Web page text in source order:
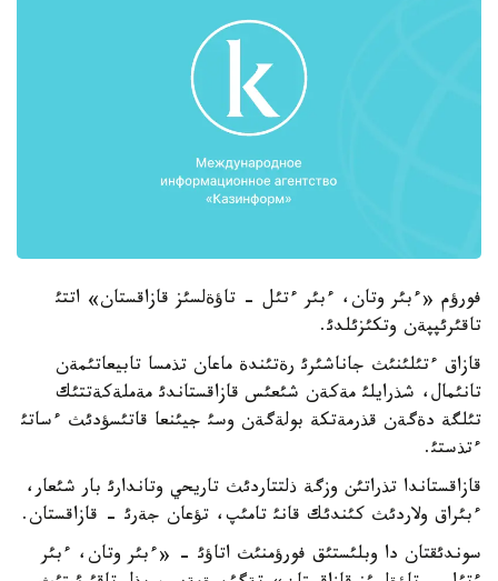
فورؤم «ءبئر وتان، ءبئر ءتئل - تاؤةلسئز قازاقستان» اتتئ
تاقئرئپپةن وتكئزئلدئ.
قازاق ءتئلئنئث جاناشئرئ رةتئندة ماعان تذمسا تابيعاتئمةن
تانئمال، شذرايلئ مةكةن شئعئس قازاقستاندئ مةملةكةتتئك
تئلگة دةگةن قذرمةتكة بولةگةن وسئ جيئنعا قاتئسؤدئث ءساتئ
ءتذستئ.
قازاقستاندا تذراتئن وزگة ذلتتاردئث تاريحي وتاندارئ بار شئعار،
ءبئراق ولاردئث كئندئك قانئ تامئپ، تؤعان جةرئ - قازاقستان.
سوندئقتان دا وبلئستئق فورؤمنئث اتاؤئ - «ءبئر وتان، ءبئر